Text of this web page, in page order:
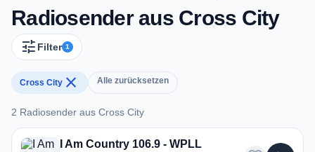
Radiosender aus Cross City
tune Filter 1
Cross City close Alle zurücksetzen
2 Radiosender aus Cross City
2 Radiosender aus Cross City
I Am Country 106.9 - WPLL